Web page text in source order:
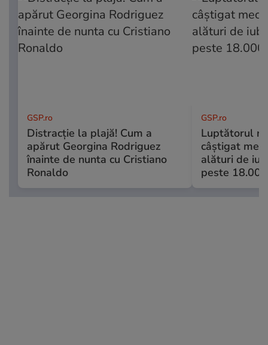
GSP.ro
Distracție la plajă! Cum a
apărut Georgina Rodriguez
înainte de nunta cu Cristiano
Ronaldo
GSP.ro
Luptătorul
câștigat
alături de
peste